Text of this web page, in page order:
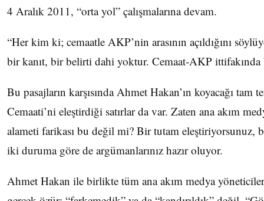
4 Aralık 2011, “orta yol” çalışmalarına devam.
“Her kim ki; cemaatle AKP’nin arasının açıldığını
bir kanıt, bir belirti dahi yoktur. Cemaat-AKP ittifakında
Bu pasajların karşısında Ahmet Hakan’ın koyacağı tam
Cemaati’ni eleştirdiği satırlar da var. Zaten ana akım
alameti farikası bu değil mi? Bir tutam eleştiriyorsunuz,
iki duruma göre de argümanlarınız hazır oluyor.
Ahmet Hakan ile birlikte tüm ana akım medya